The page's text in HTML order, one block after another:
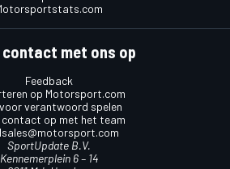
contact met ons op
Feedback
op Motorsport.com
verantwoord spelen
contact op met het team
SportUpdate B.V.
Kennemerplein 6 – 14